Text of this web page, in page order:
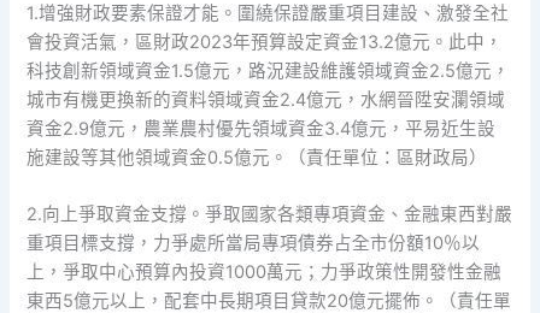
1.增強財政要素保證才能。圍繞保證嚴重項目建設、激發全社
會投資活氣，區財政2023年預算設定資金13.2億元。此中，
科技創新領域資金1.5億元，路況建設維護領域資金2.5億元，
城市有機更換新的資料領域資金2.4億元，水網晉陞安瀾領域
資金2.9億元，農業農村優先領域資金3.4億元，平易近生設
施建設等其他領域資金0.5億元。（責任單位：區財政局）
2.向上爭取資金支撐。爭取國家各類專項資金、金融東西對嚴
重項目標支撐，力爭處所當局專項債券占全市份額10％以
上，爭取中心預算內投資1000萬元；力爭政策性開發性金融
東西5億元以上，配套中長期項目貸款20億元擺佈。（責任單